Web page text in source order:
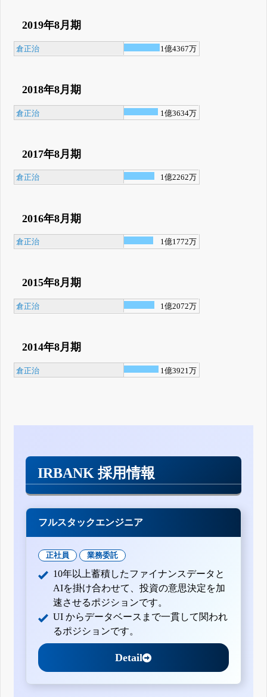
2019年8月期
倉正治 1億4367万
2018年8月期
倉正治 1億3634万
2017年8月期
倉正治 1億2262万
2016年8月期
倉正治 1億1772万
2015年8月期
倉正治 1億2072万
2014年8月期
倉正治 1億3921万
IRBANK 採用情報
フルスタックエンジニア
正社員 業務委託
10年以上蓄積したファイナンスデータと
AIを掛け合わせて、投資の意思決定を加
速させるポジションです。
UI からデータベースまで一貫して関われ
るポジションです。
Detail